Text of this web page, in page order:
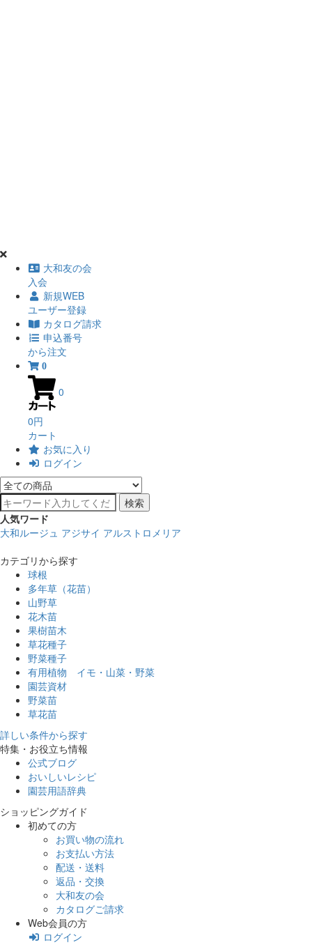
大和友の会
入会
新規WEB
ユーザー登録
カタログ請求
申込番号
から注文
0
0
0円
カート
お気に入り
ログイン
検索
人気ワード
大和ルージュ アジサイ アルストロメリア
カテゴリから探す
球根
多年草（花苗）
山野草
花木苗
果樹苗木
草花種子
野菜種子
有用植物 イモ・山菜・野菜
園芸資材
野菜苗
草花苗
詳しい条件から探す
特集・お役立ち情報
公式ブログ
おいしいレシピ
園芸用語辞典
ショッピングガイド
初めての方
お買い物の流れ
お支払い方法
配送・送料
返品・交換
大和友の会
カタログご請求
Web会員の方
ログイン